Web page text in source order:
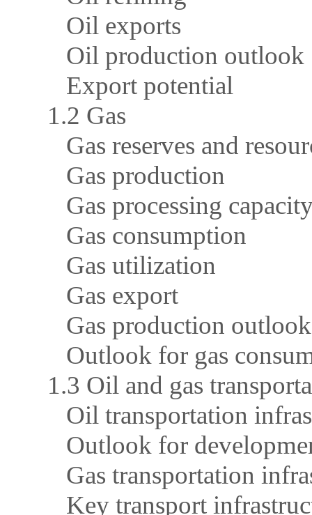
Oil exports
Oil production outlook
Export potential
1.2 Gas
Gas reserves and
Gas production
Gas processing
Gas consumption
Gas utilization
Gas export
Gas production outlook
Outlook for gas
1.3 Oil and gas
Oil transportation
Outlook for
Gas transportation
Key transport